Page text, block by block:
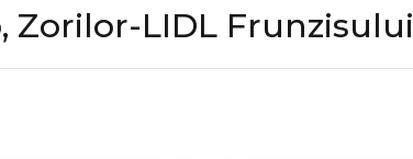
LIDL Frunzisului